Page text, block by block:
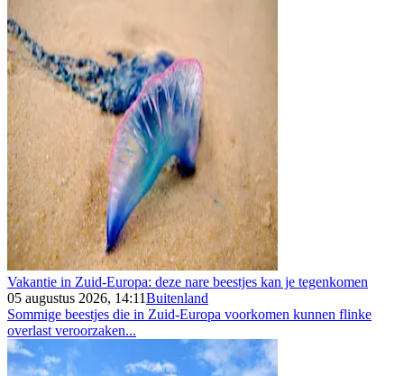
Vakantie in Zuid-Europa: deze nare beestjes kan je tegenkomen
05 augustus 2026, 14:11Buitenland
Sommige beestjes die in Zuid-Europa voorkomen kunnen flinke
overlast veroorzaken...